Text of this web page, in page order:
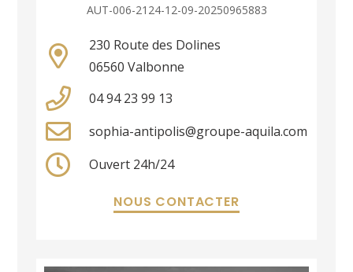
AUT-006-2124-12-09-20250965883
230 Route des Dolines
06560 Valbonne
04 94 23 99 13
sophia-antipolis@groupe-aquila.com
Ouvert 24h/24
NOUS CONTACTER